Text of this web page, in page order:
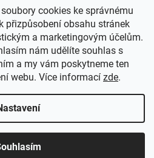
cookies ke správnému
přizpůsobení obsahu stránek
a marketingovým účelům.
nám udělíte souhlas s
a my vám poskytneme ten
webu. Více informací zde.
společností RIA control a.s.
Vytvořil Shoptet
. Všechna práva vyhrazena.